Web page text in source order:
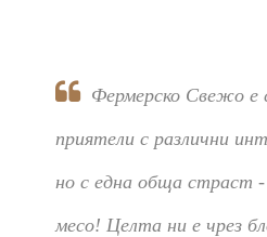
Фермерско Свежо е
приятели с различни
но с една обща страст
месо! Целта ни е чрез